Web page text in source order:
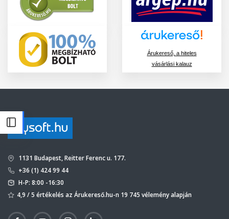
Árukereső, a hiteles
vásárlási kalauz
1131 Budapest, Reitter Ferenc u. 177.
+36 (1) 424 99 44
H-P: 8:00 -16:30
4,9 / 5 értékelés az Árukereső.hu-n 19 745 vélemény alapján